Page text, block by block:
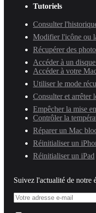
Tutoriels
Consulter
Modifier l'icône ou
Récupérer des
Accéder à un
Accéder à votre
Utiliser le mode
Consulter et arrêter
Empêcher la mise
Contrôler la
Réparer un Mac
Réinitialiser un
Réinitialiser un iPad
Suivez l'actualité de notre